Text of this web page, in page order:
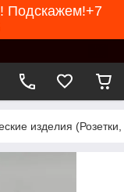
Подскажем!+7
изделия